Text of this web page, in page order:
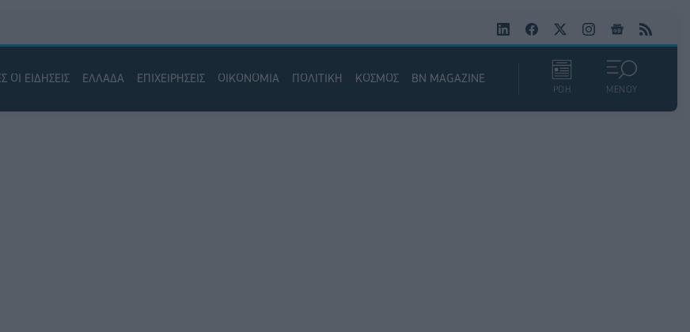
ΟΙ ΕΙΔΗΣΕΙΣ ΕΛΛΑΔΑ ΕΠΙΧΕΙΡΗΣΕΙΣ ΟΙΚΟΝΟΜΙΑ ΠΟΛΙΤΙΚΗ ΚΟΣΜΟΣ BN MAGAZINE
ΡΟΗ ΜΕΝΟΥ